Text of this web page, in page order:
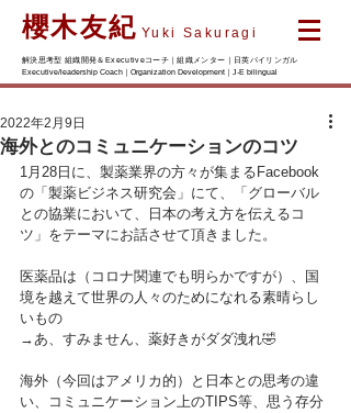
櫻木友紀 Yuki Sakuragi
解決思考型 組織開発＆Executiveコーチ｜組織メンター｜日英バイリンガル
Executive/leadership Coach｜Organization Development｜J-E bilingual
海外とのコミュニケーションのコツ
2022年2月9日
1月28日に、製薬業界の方々が集まるFacebook
の「製薬ビジネス研究会」にて、「グローバル
との協業において、日本の考え方を伝えるコ
ツ」をテーマにお話させて頂きました。
医薬品は（コロナ関連でも明らかですが）、国
境を越えて世界の人々のためになれる素晴らし
いもの
→あ、すみません、薬好きがダダ洩れ🤣
海外（今回はアメリカ的）と日本との思考の違
い、コミュニケーション上のTIPS等、思う存分